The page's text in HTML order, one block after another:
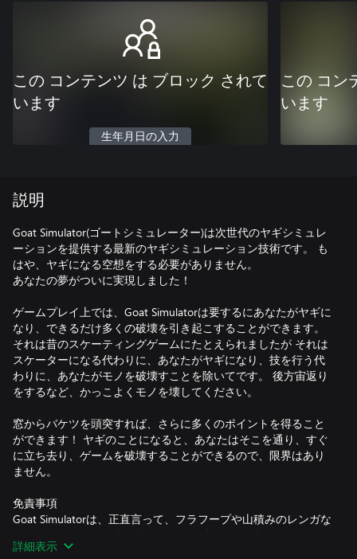
この コンテンツ は ブロック されて
います
生年月日の入力
この コン
います
説明
Goat Simulator(ゴートシミュレーター)は次世代のヤギシミュレ
ーションを提供する最新のヤギシミュレーション技術です。 も
はや、ヤギになる空想をする必要がありません。
あなたの夢がついに実現しました！
ゲームプレイ上では、Goat Simulatorは要するにあなたがヤギに
なり、できるだけ多くの破壊を引き起こすることができます。
それは昔のスケーティングゲームにたとえられましたが それは
スケーターになる代わりに、あなたがヤギになり、技を行う代
わりに、あなたがモノを破壊すことを除いてです。 後方宙返り
をするなど、かっこよくモノを壊してください。
窓からバケツを頭突すれば、さらに多くのポイントを得ること
ができます！ ヤギのことになると、あなたはそこを通り、すぐ
に立ち去り、ゲームを破壊することができるので、限界はあり
ません。
免責事項
Goat Simulatorは、正直言って、フラフープや山積みのレンガな
ど何か別のものにお金を使うべきで、全くバカげたゲームで
す。 あるいは、お友達とお金を集めて、本物のヤギを買った方
詳細表示